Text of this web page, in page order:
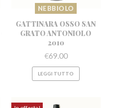
NEBBIOLO
GATTINARA OSSO SAN
GRATO ANTONIOLO
2010
€69.00
LEGGI TUTTO